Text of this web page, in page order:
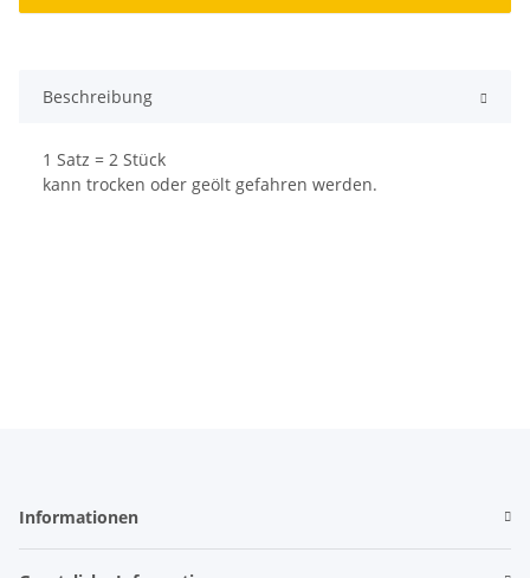
Beschreibung
1 Satz = 2 Stück
kann trocken oder geölt gefahren werden.
Informationen